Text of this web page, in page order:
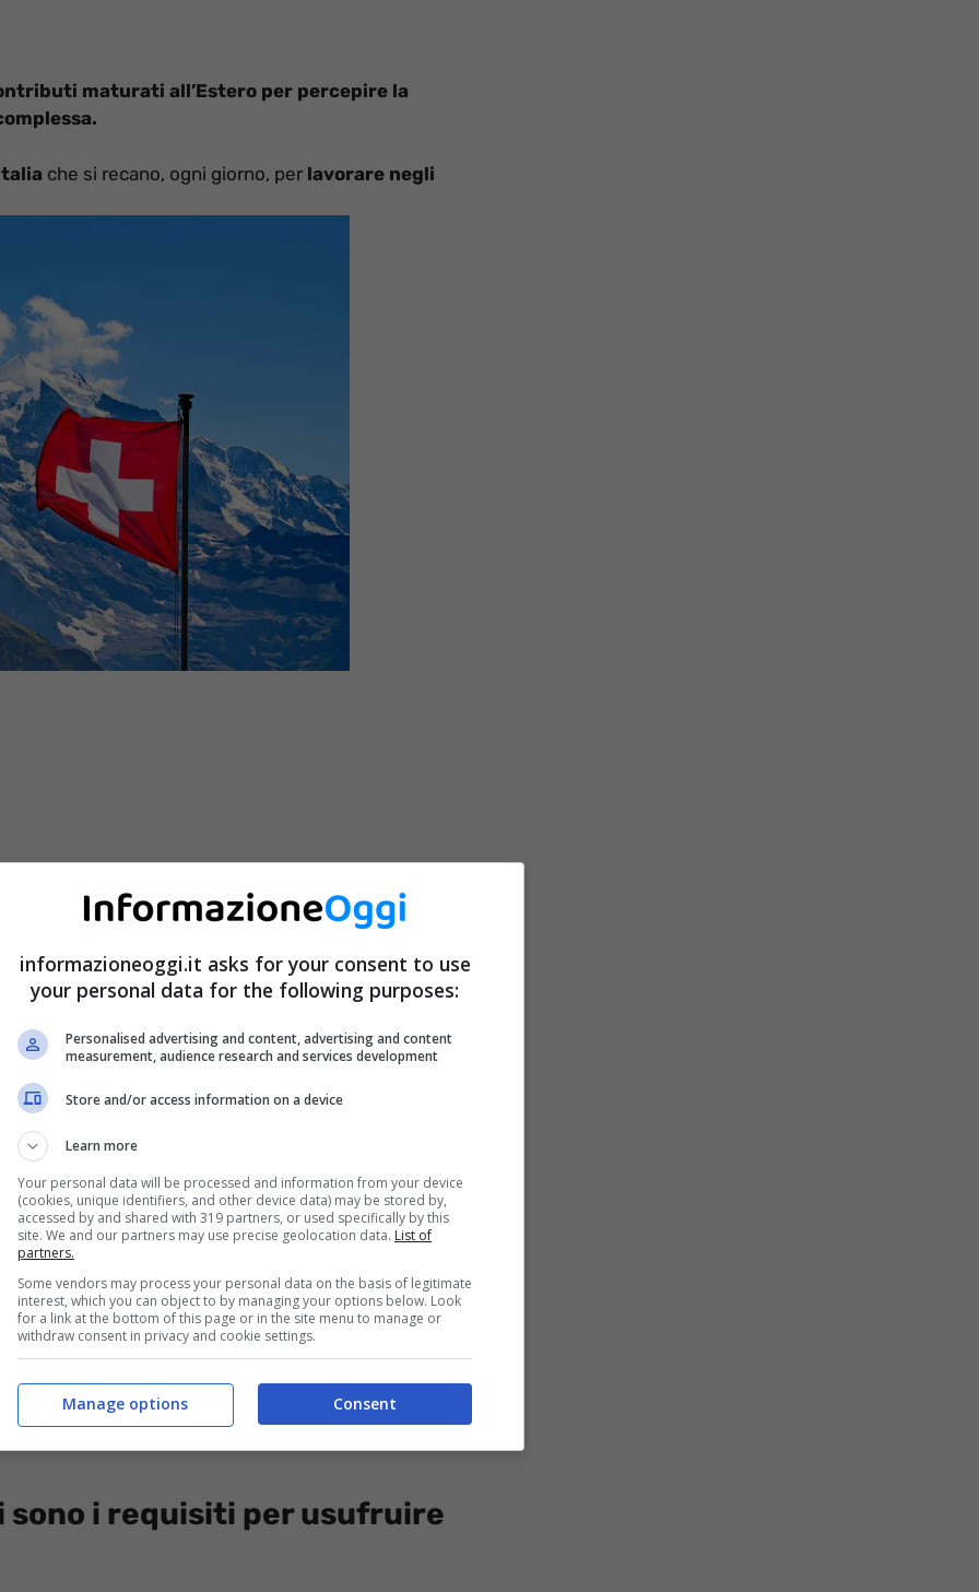
maturati all’Estero per percepire la
che si recano, ogni giorno, per lavorare negli
la Svizzera, la Francia, l’Austria, la Slovenia, Città
in tale categoria anche i lavoratori dipendenti
devono soggiornare all’estero per unperiodo
frontalieri, anche delle specifiche
i requisiti per usufruire
informazioneoggi.it asks for your consent to use
your personal data for the following purposes:
Personalised advertising and content, advertising and content
measurement, audience research and services development
Store and/or access information on a device
Learn more
Your personal data will be processed and information from your device
(cookies, unique identifiers, and other device data) may be stored by,
accessed by and shared with 319 partners, or used specifically by this
site. We and our partners may use precise geolocation data. List of
partners.
Some vendors may process your personal data on the basis of legitimate
interest, which you can object to by managing your options below. Look
for a link at the bottom of this page or in the site menu to manage or
withdraw consent in privacy and cookie settings.
Consent
Manage options